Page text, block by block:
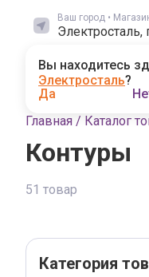
Ваш город •
Электросталь,
Вы находитесь
Электросталь?
Да
Главная / Каталог
Контуры
51 товар
Категория